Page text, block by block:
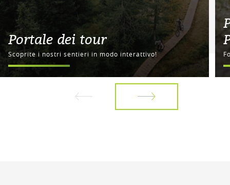
Portale dei tour
Scoprite i nostri sentieri in modo interattivo!